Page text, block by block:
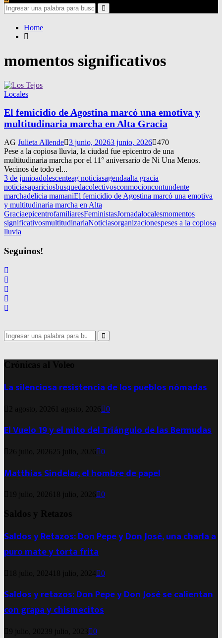
Search
for:
Search
Home
momentos significativos
Locales
El femicidio de Agostina marcó una emotiva y
multitudinaria marcha en Alta Gracia
AG Julieta Allende 3 junio, 20263 junio, 2026 470
Pese a la copiosa lluvia, la ciudad fue epicentro de una
multitudinaria marcha por el 11° aniversario de Ni Una Menos.
Vecinos de todo el...
3 de junioadolescenteag noticiasagendaalta gracia
noticiasapariciosbusquedacolectivosconmocioncontundente
marchadelicia mamaniEl femicidio de Agostina marcó una emotiva
y multitudinaria marcha en Alta
GraciaepicentrofamiliaresFeministasJornadalocalesmomentos
significativosmultitudinariaNoticiasorganizacionespeses a la copiosa
lluvia
Seguinos!
Search
for:
Search
Crónicas al Voleo
La silenciosa resistencia de los pueblos nómadas
2 agosto, 2026 1 agosto, 2026 0
El Vuelo 19 y el mito del Triángulo de las Bermudas
26 julio, 2026 25 julio, 2026 0
Matthias Sindelar, el hombre de papel
19 julio, 2026 18 julio, 2026 0
Saldos y Retazos
Saldos y Retazos: Don Pepe y Don José, una charla a
puro mate y torta frita
18 julio, 2024 18 julio, 2024 0
Saldos y retazos: Don Pepe y Don José se calientan
con grapa y chismecitos
9 julio, 20239 julio, 2023 0